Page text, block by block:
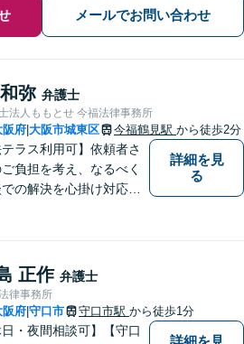
メールでお問い合わせ
弥 弁護士
法人ももとせ 今福法律事務所
阪府 大阪市城東区 今福鶴見駅 から徒歩2分
テラス利用可】依頼者さ
ご負担を考え、なるべく
の解決を心掛け対応い
る弁護士を目指しま
休日相談可】【今福鶴
2分】
詳細を見
る
正作 弁護士
律事務所
阪府 守口市 守口市駅 から徒歩1分
日・夜間相談可】【守口
詳細を見